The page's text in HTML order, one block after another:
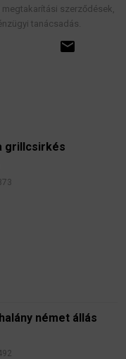
szerződések,
tanácsadás.
grillcsirkés
német állás